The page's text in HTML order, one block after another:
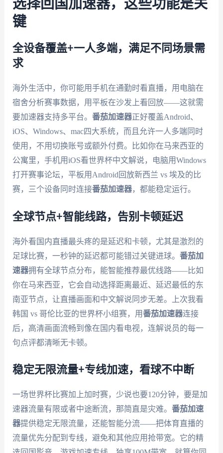
选择回国加速器，这些功能是关
键
全设备覆盖+一人多端，满足不同场景需
求
海外生活中，你可能用手机在通勤时看直播，用电脑在
宿舍分析赛事数据，用平板在沙发上看回放——这就需
要加速器支持多平台。 番茄加速器正好覆盖Android、
iOS、Windows、mac四大系统，而且允许一人多端同时
使用，不用切换账号或额外付费。比如你在马来西亚的
公寓里，手机用iOS看世界杯中文解说，电脑用Windows
打开赛事论坛，平板用Android回放新西兰 vs 埃及的比
赛，三个设备同时连接番茄加速器，都能稳定运行。
全球节点+智能线路，告别卡顿延迟
海外看国内直播最头疼的是延迟和卡顿，尤其是激烈的
足球比赛，一秒钟的延迟都可能错过关键进球。 番茄加
速器拥有全球节点分布，能智能推荐最优线路——比如
你在马来西亚，它会自动选择距离最近、延迟最低的东
南亚节点，让直播画面和中文解说同步无差。上次我看
韩国 vs 哥伦比亚的世界杯小组赛，用番茄加速器连接
后，高清画面流畅到像在国内看电视，连解说员的每一
句点评都清晰无卡顿。
稳定无限流量+专线加速，看球不中断
一场世界杯比赛加上加时赛，少说也要120分钟，要是加
速器流量有限或者中途断流，那简直是灾难。 番茄加速
器提供稳定无限流量，还能智能分流——把体育直播的
流量优先分配到专线，避免和其他应用抢带宽。它的精